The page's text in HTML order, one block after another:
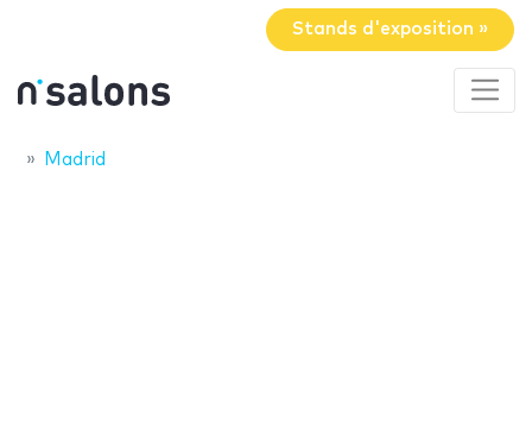
Stands d'exposition »
Madrid